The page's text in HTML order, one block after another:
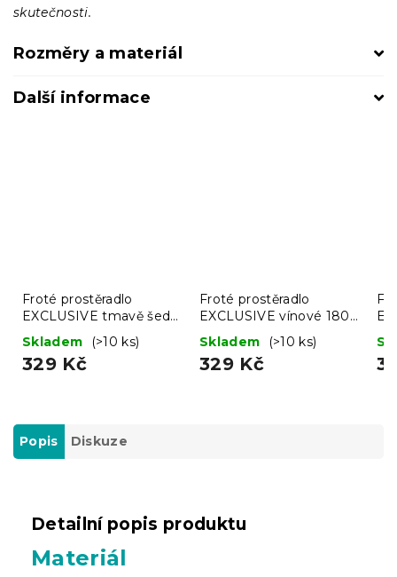
skutečnosti.
Rozměry a materiál
Další informace
Froté prostěradlo
EXCLUSIVE tmavě šedé
180 x 200 cm
Skladem (>10 ks)
329 Kč
Froté prostěradlo
EXCLUSIVE vínové 180
x 200 cm
Skladem (>10 ks)
329 Kč
Popis Diskuze
Detailní popis produktu
Materiál